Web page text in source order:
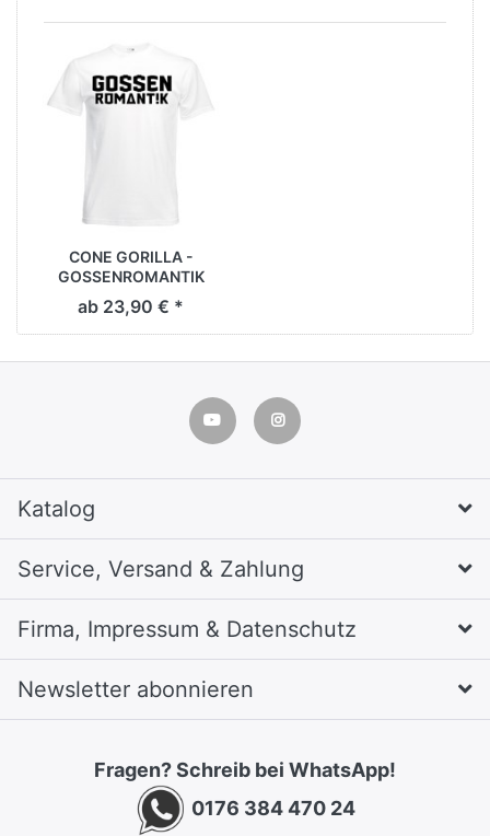
CONE GORILLA -
GOSSENROMANTIK
SHIRT [weiß]
ab 23,90 € *
Katalog
Service, Versand & Zahlung
Firma, Impressum & Datenschutz
Newsletter abonnieren
Fragen? Schreib bei WhatsApp!
0176 384 470 24